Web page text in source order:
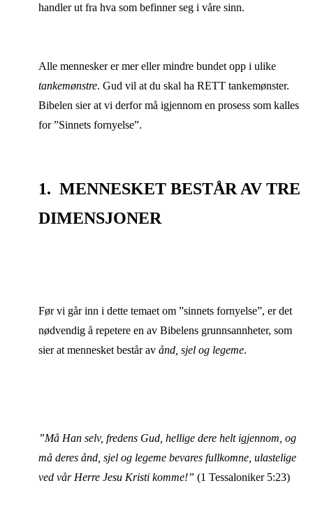
handler ut fra hva som befinner seg i våre sinn.
Alle mennesker er mer eller mindre bundet opp i ulike
tankemønstre. Gud vil at du skal ha RETT tankemønster.
Bibelen sier at vi derfor må igjennom en prosess som kalles
for ”Sinnets fornyelse”.
1. MENNESKET BESTÅR AV TRE
DIMENSJONER
Før vi går inn i dette temaet om ”sinnets fornyelse”, er det
nødvendig å repetere en av Bibelens grunnsannheter, som
sier at mennesket består av ånd, sjel og legeme.
”Må Han selv, fredens Gud, hellige dere helt igjennom, og
må deres ånd, sjel og legeme bevares fullkomne, ulastelige
ved vår Herre Jesu Kristi komme!” (1 Tessaloniker 5:23)